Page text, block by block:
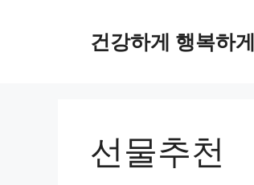
건강하게 행복하게
선물추천